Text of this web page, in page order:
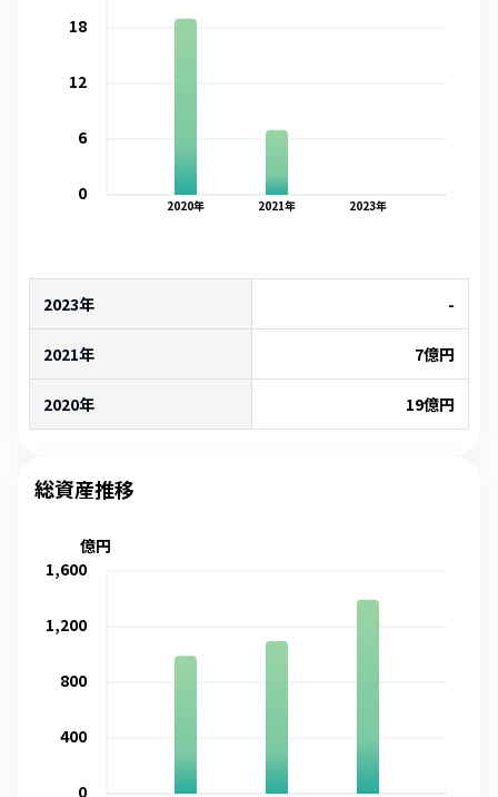
2020年 2021年 2023年
0
6
12
18
2023年 -
2021年 7億円
2020年 19億円
総資産推移
0
400
800
1,200
1,600
億円